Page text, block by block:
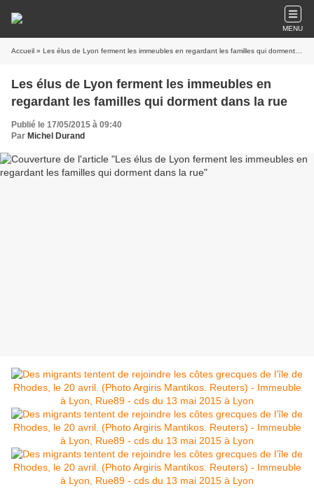
MENU
Accueil » Les élus de Lyon ferment les immeubles en regardant les familles qui dorment dans la rue
Les élus de Lyon ferment les immeubles en
regardant les familles qui dorment dans la rue
Publié le 17/05/2015 à 09:40
Par Michel Durand